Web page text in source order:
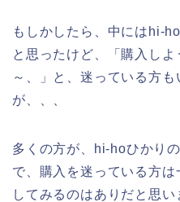
もしかしたら、中にはhi-
と思ったけど、「購入し
～、」と、迷っている方
が、、、
多くの方が、hi-hoひかり
で、購入を迷っている方
してみるのはありだと思い